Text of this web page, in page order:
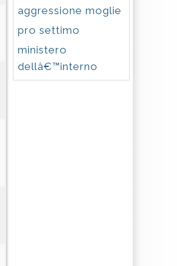
aggressione moglie
pro settimo
ministero
dellâ€™interno